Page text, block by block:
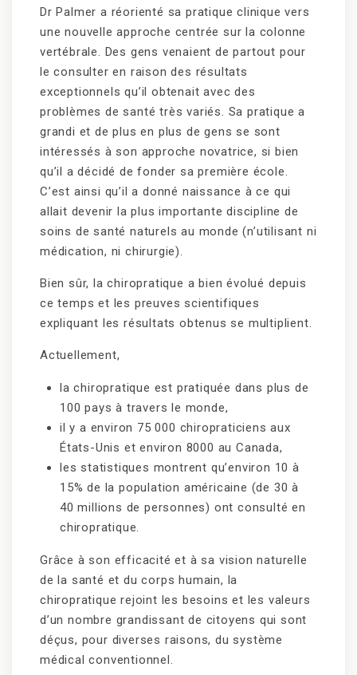
Dr Palmer a réorienté sa pratique clinique vers
une nouvelle approche centrée sur la colonne
vertébrale. Des gens venaient de partout pour
le consulter en raison des résultats
exceptionnels qu’il obtenait avec des
problèmes de santé très variés. Sa pratique a
grandi et de plus en plus de gens se sont
intéressés à son approche novatrice, si bien
qu’il a décidé de fonder sa première école.
C’est ainsi qu’il a donné naissance à ce qui
allait devenir la plus importante discipline de
soins de santé naturels au monde (n’utilisant ni
médication, ni chirurgie).
Bien sûr, la chiropratique a bien évolué depuis
ce temps et les preuves scientifiques
expliquant les résultats obtenus se multiplient.
Actuellement,
la chiropratique est pratiquée dans plus de
100 pays à travers le monde,
il y a environ 75 000 chiropraticiens aux
États-Unis et environ 8000 au Canada,
les statistiques montrent qu’environ 10 à
15% de la population américaine (de 30 à
40 millions de personnes) ont consulté en
chiropratique.
Grâce à son efficacité et à sa vision naturelle
de la santé et du corps humain, la
chiropratique rejoint les besoins et les valeurs
d’un nombre grandissant de citoyens qui sont
déçus, pour diverses raisons, du système
médical conventionnel.